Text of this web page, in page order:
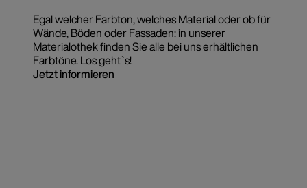
Egal welcher Farbton, welches Material oder ob für
Wände, Böden oder Fassaden: in unserer
Materialothek finden Sie alle bei uns erhältlichen
Farbtöne. Los geht`s!
Jetzt informieren